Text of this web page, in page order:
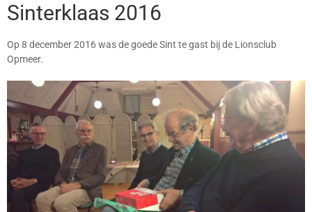
Sinterklaas 2016
Op 8 december 2016 was de goede Sint te gast bij de Lionsclub
Opmeer.